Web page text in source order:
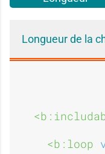
Longueur de la
<b:loop